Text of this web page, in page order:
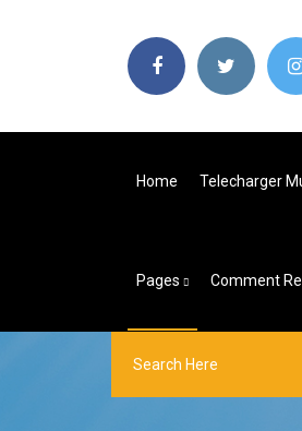
Home Telecharger
Pages Comment